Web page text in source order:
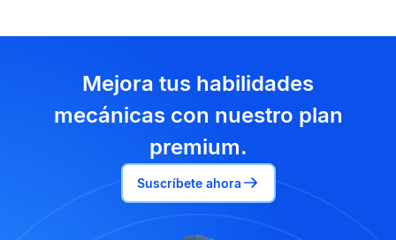
Mejora tus habilidades
mecánicas con nuestro plan
premium.
Suscríbete ahora